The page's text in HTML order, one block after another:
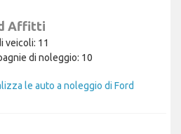
Affitti
veicoli: 11
di noleggio: 10
le auto a noleggio di Ford